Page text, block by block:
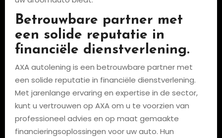
Betrouwbare partner met
een solide reputatie in
financiële dienstverlening.
AXA autolening is een betrouwbare partner met
een solide reputatie in financiële dienstverlening.
Met jarenlange ervaring en expertise in de sector,
kunt u vertrouwen op AXA om u te voorzien van
professioneel advies en op maat gemaakte
financieringsoplossingen voor uw auto. Hun